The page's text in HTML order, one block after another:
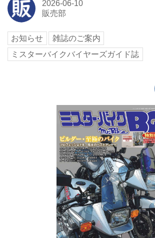
2026-06-10
販売部
お知らせ
雑誌のご案内
ミスターバイクバイヤーズガイド誌